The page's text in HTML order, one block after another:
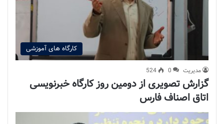
کارگاه های آموزشی
مدیریت 0
524
گزارش تصویری از دومین روز کارگاه خبرنویسی
اتاق اصناف فارس